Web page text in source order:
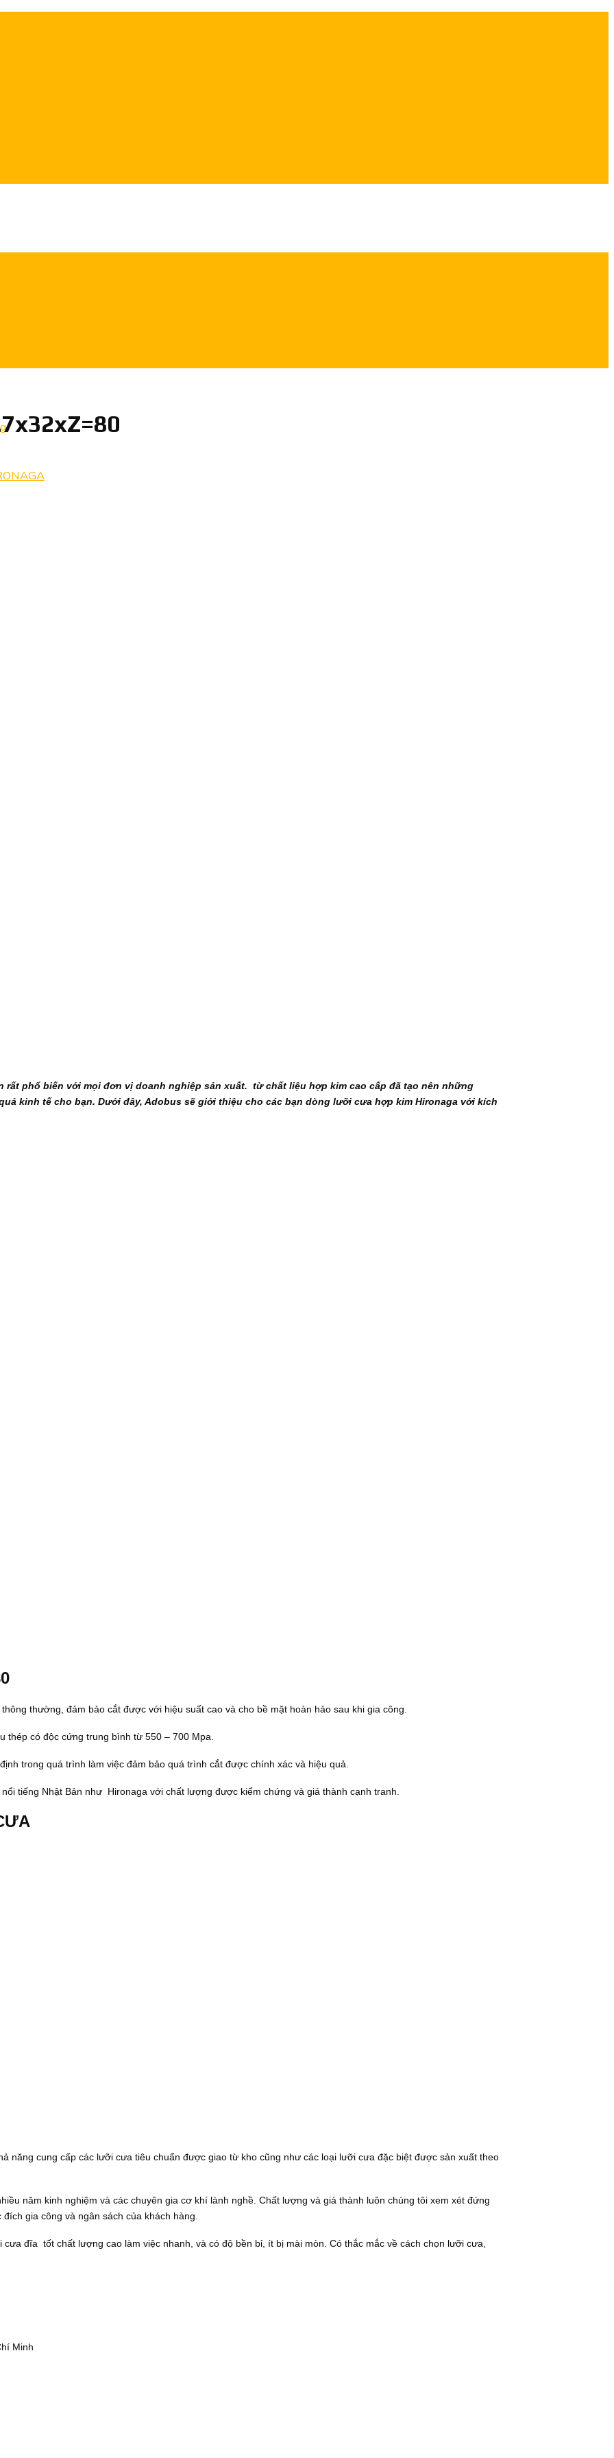
phổ biến với mọi đơn vị doanh nghiệp sản xuất. từ chất liệu hợp kim cao cấp đã tạo nên những
kinh tế cho bạn. Dưới đây, Adobus sẽ giới thiệu cho các bạn dòng lưỡi cưa hợp kim Hironaga với kích
thường, đảm bảo cắt được với hiệu suất cao và cho bề mặt hoàn hảo sau khi gia công.
thép có độc cứng trung bình từ 550 – 700 Mpa.
trong quá trình làm việc đảm bảo quá trình cắt được chính xác và hiệu quả.
tiếng Nhật Bản như Hironaga với chất lượng được kiểm chứng và giá thành cạnh tranh.
năng cung cấp các lưỡi cưa tiêu chuẩn được giao từ kho cũng như các loại lưỡi cưa đặc biệt được sản xuất theo
năm kinh nghiệm và các chuyên gia cơ khí lành nghề. Chất lượng và giá thành luôn chúng tôi xem xét đứng
gia công và ngân sách của khách hàng.
đĩa tốt chất lượng cao làm việc nhanh, và có độ bền bỉ, ít bị mài mòn. Có thắc mắc về cách chọn lưỡi cưa,
Minh